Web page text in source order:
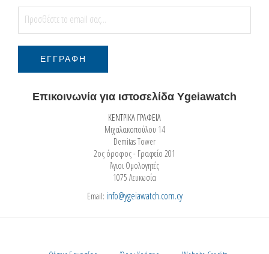
Επικοινωνία για ιστοσελίδα Ygeiawatch
ΚΕΝΤΡΙΚΑ ΓΡΑΦΕΙΑ
Μιχαλακοπούλου 14
Demitas Tower
2ος όροφος - Γραφείο 201
Άγιοι Ομολογητές
1075 Λευκωσία
Email: info@ygeiawatch.com.cy